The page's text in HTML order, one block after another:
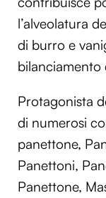
l’alveolatura
di burro e
bilanciamento
Protagonista
di numerosi
panettone,
Panettoni,
Panettone,